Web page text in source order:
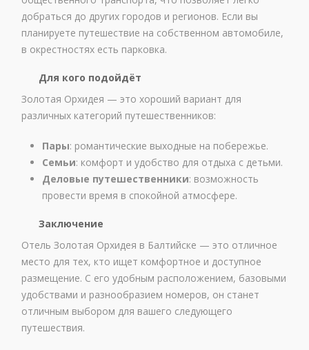
добраться до других городов и регионов. Если вы
планируете путешествие на собственном автомобиле,
в окрестностях есть парковка.
Для кого подойдёт
Золотая Орхидея — это хороший вариант для
различных категорий путешественников:
Пары: романтические выходные на побережье.
Семьи: комфорт и удобство для отдыха с детьми.
Деловые путешественники: возможность
провести время в спокойной атмосфере.
Заключение
Отель Золотая Орхидея в Балтийске — это отличное
место для тех, кто ищет комфортное и доступное
размещение. С его удобным расположением, базовыми
удобствами и разнообразием номеров, он станет
отличным выбором для вашего следующего
путешествия.